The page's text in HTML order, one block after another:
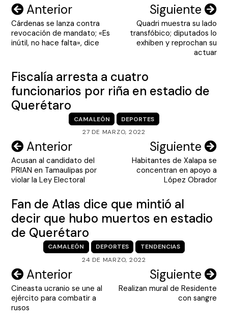
Navegación
de
entradas
Anterior
Cárdenas se lanza contra
revocación de mandato; «Es
inútil, no hace falta», dice
Siguiente
Quadri muestra su lado
transfóbico; diputados lo
exhiben y reprochan su
actuar
Fiscalía arresta a cuatro
funcionarios por riña en estadio de
Querétaro
CAMALEÓN
DEPORTES
27 DE MARZO, 2022
Navegación
de
entradas
Anterior
Acusan al candidato del
PRIAN en Tamaulipas por
violar la Ley Electoral
Siguiente
Habitantes de Xalapa se
concentran en apoyo a
López Obrador
Fan de Atlas dice que mintió al
decir que hubo muertos en estadio
de Querétaro
CAMALEÓN DEPORTES
TENDENCIAS
24 DE MARZO, 2022
Navegación
de
entradas
Anterior
Cineasta ucranio se une al
ejército para combatir a
rusos
Siguiente
Realizan mural de Residente
con sangre